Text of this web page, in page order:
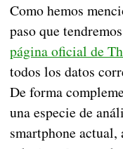
Como hemos
paso que
página oficial de
todos los datos
De forma
una especie de
smartphone